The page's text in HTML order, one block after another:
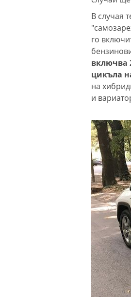
В случая
го
включва
цикъла
на
и